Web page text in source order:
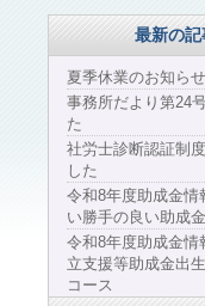
最新の記
夏季休業のお知らせ
事務所だより第24
た
社労士診断認証制
した
令和8年度助成金
い勝手の良い助成
令和8年度助成金
立支援等助成金出
コース